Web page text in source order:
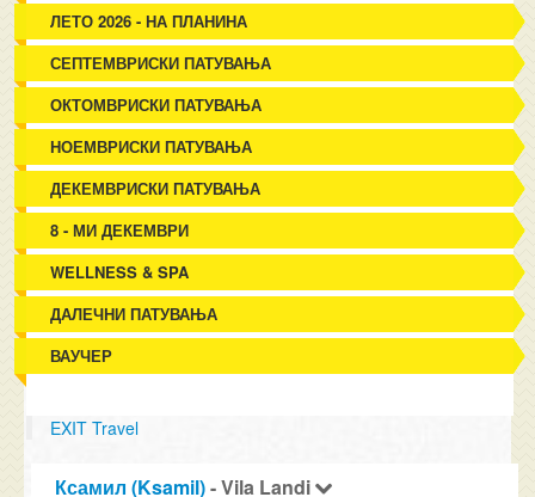
ЛЕТО 2026 - НА ПЛАНИНА
СЕПТЕМВРИСКИ ПАТУВАЊА
ОКТОМВРИСКИ ПАТУВАЊА
НОЕМВРИСКИ ПАТУВАЊА
ДЕКЕМВРИСКИ ПАТУВАЊА
8 - МИ ДЕКЕМВРИ
WELLNESS & SPA
ДАЛЕЧНИ ПАТУВАЊА
ВАУЧЕР
EXIT Travel
Ксамил (Ksamil)- Vila Landi